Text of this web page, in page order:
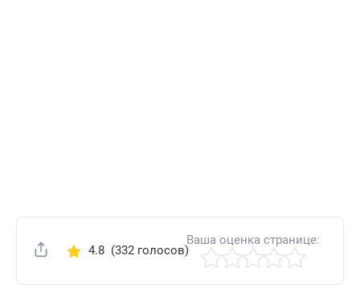
Поделиться
4.8(332 голосов)
Ваша оценка странице: